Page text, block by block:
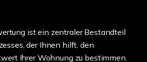
ist ein zentraler Bestandteil
der Ihnen hilft, den
Ihrer Wohnung zu bestimmen.